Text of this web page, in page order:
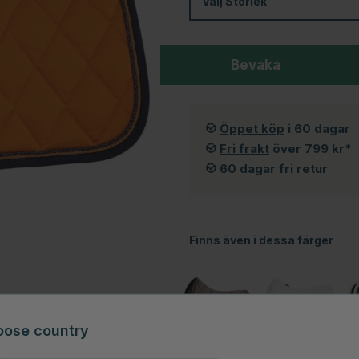
Bevaka
Öppet köp i 60 dagar
Fri frakt över 799 kr*
60 dagar fri retur
Finns även i dessa färger
country